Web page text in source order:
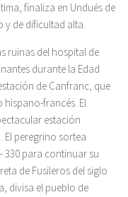
finaliza en Undués de
y de dificultad alta.
ruinas del hospital de
durante la Edad
de Canfranc, que
francés. El
estación
El peregrino sortea
330 para continuar su
de Fusileros del siglo
divisa el pueblo de